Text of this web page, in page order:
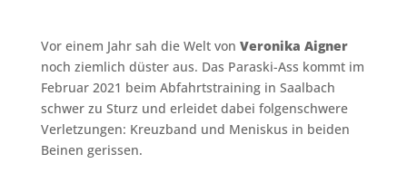
Vor einem Jahr sah die Welt von Veronika Aigner
noch ziemlich düster aus. Das Paraski-Ass kommt im
Februar 2021 beim Abfahrtstraining in Saalbach
schwer zu Sturz und erleidet dabei folgenschwere
Verletzungen: Kreuzband und Meniskus in beiden
Beinen gerissen.